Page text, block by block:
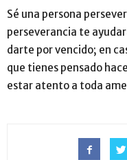
Sé una persona
perseverancia te
darte por vencido; en
que tienes pensado
estar atento a toda